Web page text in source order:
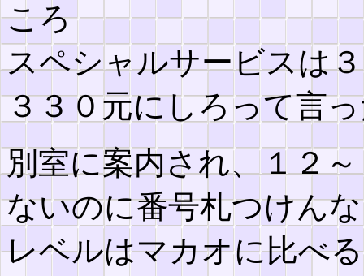
ころ
スペシャルサービスは
３３０元にしろって言
別室に案内され、１２
ないのに番号札つけん
レベルはマカオに比べ